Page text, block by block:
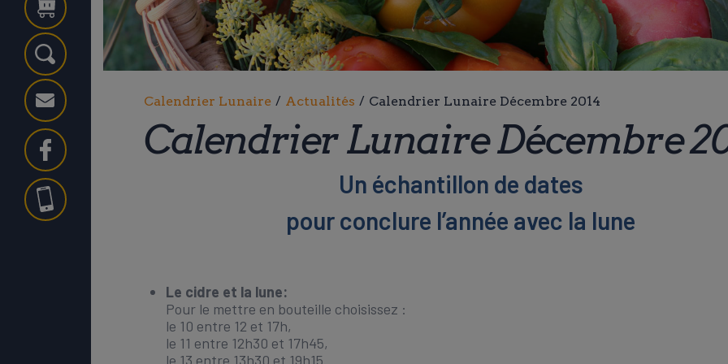
Ok
Calendrier Lunaire / Actualités / Calendrier Lunaire Décembre 2014
Calendrier Lunaire Décembre
Un échantillon de dates
pour conclure l’année avec la lune
Le cidre et la lune:
Pour le mettre en bouteille choisissez :
le 10 entre 12 et 17h,
le 11 entre 12h30 et 17h45,
le 13 entre 13h30 et 19h15.